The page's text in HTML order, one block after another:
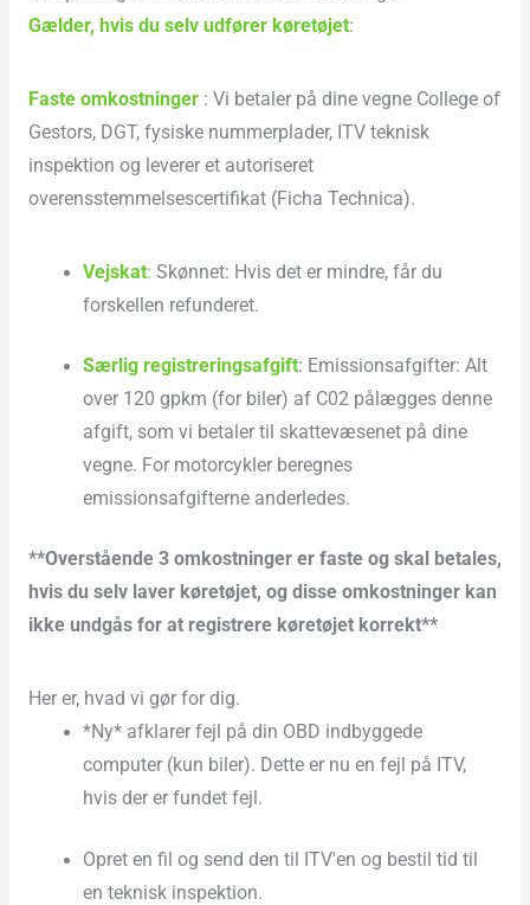
Gælder, hvis du selv udfører køretøjet:
Faste omkostninger: Vi betaler på dine vegne College of
Gestors, DGT, fysiske nummerplader, ITV teknisk
inspektion og leverer et autoriseret
overensstemmelsescertifikat (Ficha Technica).
Vejskat: Skønnet: Hvis det er mindre, får du
forskellen refunderet.
Særlig registreringsafgift: Emissionsafgifter: Alt
over 120 gpkm (for biler) af C02 pålægges denne
afgift, som vi betaler til skattevæsenet på dine
vegne. For motorcykler beregnes
emissionsafgifterne anderledes.
**Overstående 3 omkostninger er faste og skal betales,
hvis du selv laver køretøjet, og disse omkostninger kan
ikke undgås for at registrere køretøjet korrekt**
Her er, hvad vi gør for dig.
*Ny* afklarer fejl på din OBD indbyggede
computer (kun biler). Dette er nu en fejl på ITV,
hvis der er fundet fejl.
Opret en fil og send den til ITV'en og bestil tid til
en teknisk inspektion.